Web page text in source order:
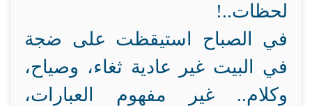
لحظات..!
في الصباح استيقظت على ضجة
في البيت غير عادية ثغاء، وصياح،
وكلام.. غير مفهوم العبارات،